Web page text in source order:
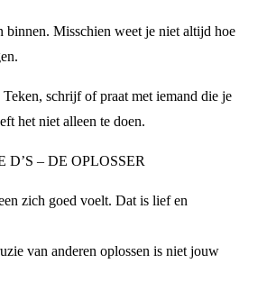
binnen. Misschien weet je niet altijd hoe
schrijf of praat met iemand die je
het niet alleen te doen.
– DE OPLOSSER
zich goed voelt. Dat is lief en
van anderen oplossen is niet jouw